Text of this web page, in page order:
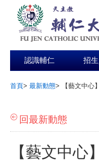
認識輔仁 招
首頁> 最新動態> 【藝文中
回最新動態
【藝文中